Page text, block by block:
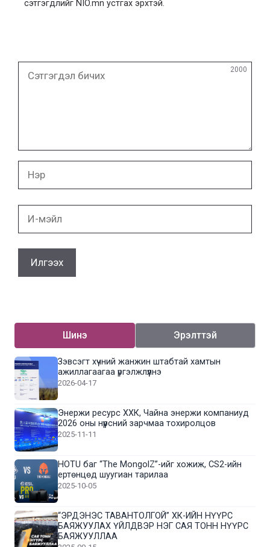
сэтгэгдлийг NIO.mn устгах эрхтэй.
2000
мэйл
Шинэ Эрэлттэй
Зэвсэгт хүчний жанжин штабтай хамтын
ажиллагаагаа үргэлжлүүлнэ
2026-04-17
Энержи ресурс ХХК, Чайна энержи компаниуд
2026 оны нүүрсний зарчмаа тохиролцов
2025-11-11
HOTU баг “The MongolZ”-ийг хожиж, CS2-ийн
ертөнцөд шуугиан тарилаа
2025-10-05
“ЭРДЭНЭС ТАВАНТОЛГОЙ” ХК-ИЙН НҮҮРС
БАЯЖУУЛАХ ҮЙЛДВЭР НЭГ САЯ ТОНН НҮҮРС
БАЯЖУУЛЛАА